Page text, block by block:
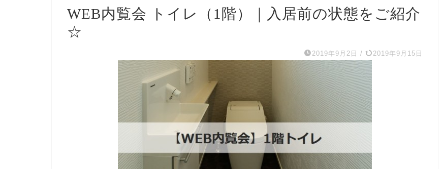
WEB内覧会 トイレ（1階）｜入居前の状態をご紹介
☆
2019年9月2日 / 2019年9月15日